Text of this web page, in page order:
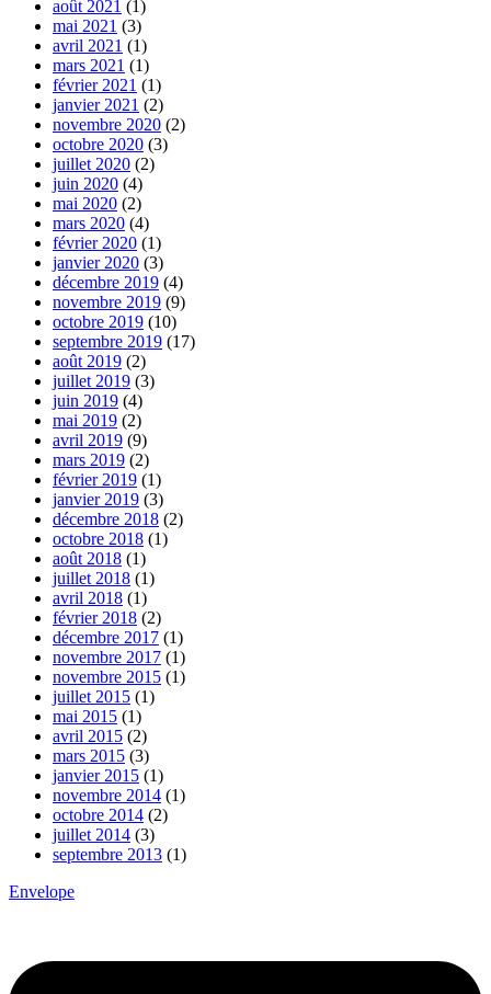
août 2021 (1)
mai 2021 (3)
avril 2021 (1)
mars 2021 (1)
février 2021 (1)
janvier 2021 (2)
novembre 2020 (2)
octobre 2020 (3)
juillet 2020 (2)
juin 2020 (4)
mai 2020 (2)
mars 2020 (4)
février 2020 (1)
janvier 2020 (3)
décembre 2019 (4)
novembre 2019 (9)
octobre 2019 (10)
septembre 2019 (17)
août 2019 (2)
juillet 2019 (3)
juin 2019 (4)
mai 2019 (2)
avril 2019 (9)
mars 2019 (2)
février 2019 (1)
janvier 2019 (3)
décembre 2018 (2)
octobre 2018 (1)
août 2018 (1)
juillet 2018 (1)
avril 2018 (1)
février 2018 (2)
décembre 2017 (1)
novembre 2017 (1)
novembre 2015 (1)
juillet 2015 (1)
mai 2015 (1)
avril 2015 (2)
mars 2015 (3)
janvier 2015 (1)
novembre 2014 (1)
octobre 2014 (2)
juillet 2014 (3)
septembre 2013 (1)
Envelope